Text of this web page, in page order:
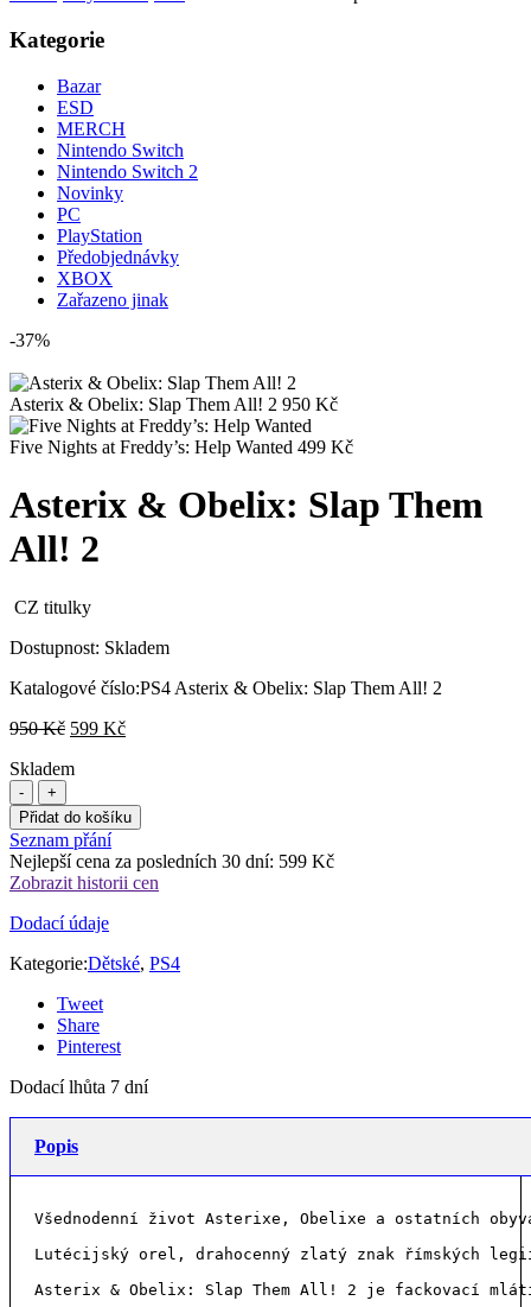
Kategorie
Bazar
ESD
MERCH
Nintendo Switch
Nintendo Switch 2
Novinky
PC
PlayStation
Předobjednávky
XBOX
Zařazeno jinak
-37%
Asterix & Obelix: Slap Them All! 2 950 Kč
Five Nights at Freddy’s: Help Wanted 499 Kč
Asterix & Obelix: Slap Them
All! 2
CZ titulky
Dostupnost: Skladem
Katalogové číslo:PS4 Asterix & Obelix: Slap Them All! 2
950Kč Původní
byla:
599 KčAktuální
Skladem
Přidat do košíku
Seznam přání
Nejlepší cena za posledních 30 dní: 599 Kč
Zobrazit historii cen
Dodací údaje
Kategorie:Dětské, PS4
Tweet
Share
Pinterest
Dodací lhůta 7 dní
Popis
Všednodenní život Asterixe, Obelixe a ostatních
Lutécijský orel, drahocenný zlatý znak římských
Asterix & Obelix: Slap Them All! 2 je fackovací